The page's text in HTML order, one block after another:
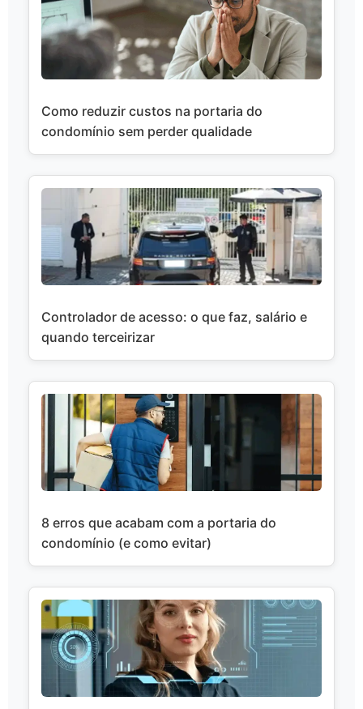
Como reduzir custos na portaria do
condomínio sem perder qualidade
Controlador de acesso: o que faz, salário e
quando terceirizar
8 erros que acabam com a portaria do
condomínio (e como evitar)